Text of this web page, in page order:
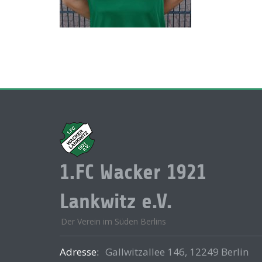
1.FC Wacker 1921
Lankwitz e.V.
Der Verein im Süden Berlins
Adresse: Gallwitzallee 146, 12249 Berlin